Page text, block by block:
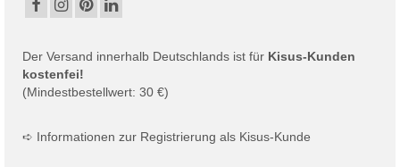
Der Versand innerhalb Deutschlands ist für Kisus-Kunden
kostenfei!
(Mindestbestellwert: 30 €)
➪ Informationen zur Registrierung als Kisus-Kunde